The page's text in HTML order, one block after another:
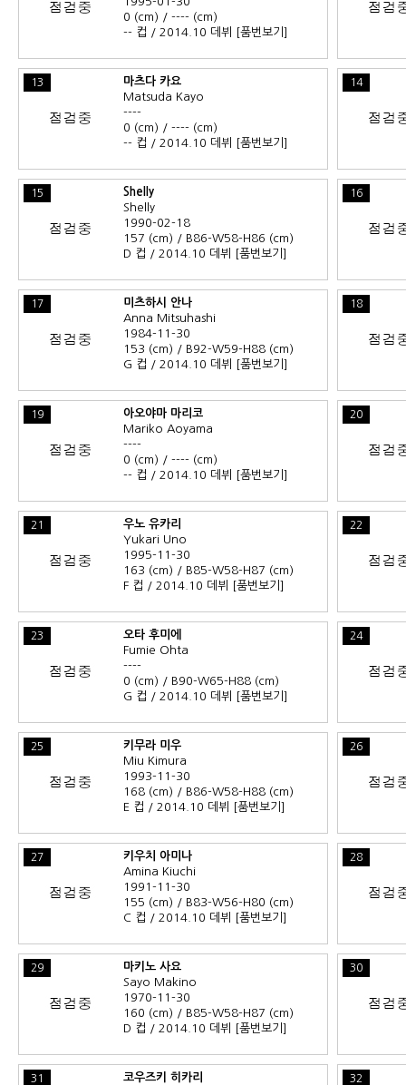
0 (cm) / ---- (cm)
-- 컵 / 2014.10 데뷔
[품번보기]
13
마츠다 카요
Matsuda Kayo
----
0 (cm) / ---- (cm)
-- 컵 / 2014.10 데뷔
[품번보기]
14
15
Shelly
Shelly
1990-02-18
157 (cm) / B86-W58-H86 (cm)
D 컵 / 2014.10 데뷔
[품번보기]
16
17
미츠하시 안나
Anna Mitsuhashi
1984-11-30
153 (cm) / B92-W59-H88 (cm)
G 컵 / 2014.10 데뷔
[품번보기]
18
19
아오야마 마리코
Mariko Aoyama
----
0 (cm) / ---- (cm)
-- 컵 / 2014.10 데뷔
[품번보기]
20
21
우노 유카리
Yukari Uno
1995-11-30
163 (cm) / B85-W58-H87 (cm)
F 컵 / 2014.10 데뷔
[품번보기]
22
23
오타 후미에
Fumie Ohta
----
0 (cm) / B90-W65-H88 (cm)
G 컵 / 2014.10 데뷔
[품번보기]
24
25
키무라 미우
Miu Kimura
1993-11-30
168 (cm) / B86-W58-H88 (cm)
E 컵 / 2014.10 데뷔
[품번보기]
26
27
키우치 아미나
Amina Kiuchi
1991-11-30
155 (cm) / B83-W56-H80 (cm)
C 컵 / 2014.10 데뷔
[품번보기]
28
29
마키노 사요
Sayo Makino
1970-11-30
160 (cm) / B85-W58-H87 (cm)
D 컵 / 2014.10 데뷔
[품번보기]
30
31
코우즈키 히카리
32